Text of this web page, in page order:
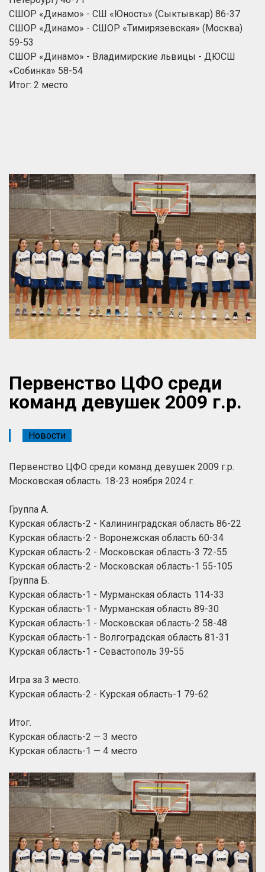
СШОР «Динамо» - СШ «Юность» (Сыктывкар) 86-37
СШОР «Динамо» - СШОР «Тимирязевская» (Москва)
59-53
СШОР «Динамо» - Владимирские львицы - ДЮСШ
«Собинка» 58-54
Итог: 2 место
Первенство ЦФО среди
команд девушек 2009 г.р.
Новости
Первенство ЦФО среди команд девушек 2009 г.р.
Московская область. 18-23 ноября 2024 г.
Группа А.
Курская область-2 - Калининградская область 86-22
Курская область-2 - Воронежская область 60-34
Курская область-2 - Московская область-3 72-55
Курская область-2 - Московская область-1 55-105
Группа Б.
Курская область-1 - Мурманская область 114-33
Курская область-1 - Мурманская область 89-30
Курская область-1 - Московская область-2 58-48
Курская область-1 - Волгоградская область 81-31
Курская область-1 - Севастополь 39-55
Игра за 3 место.
Курская область-2 - Курская область-1 79-62
Итог.
Курская область-2 — 3 место
Курская область-1 — 4 место